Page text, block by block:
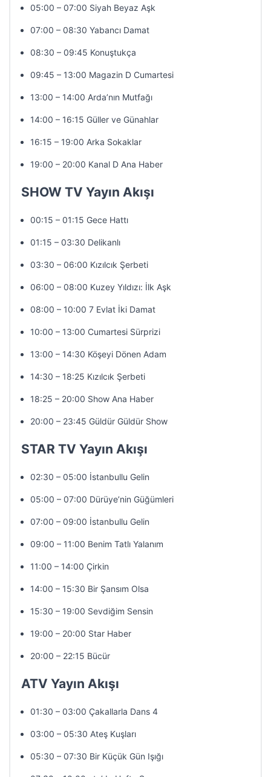
05:00 – 07:00 Siyah Beyaz Aşk
07:00 – 08:30 Yabancı Damat
08:30 – 09:45 Konuştukça
09:45 – 13:00 Magazin D Cumartesi
13:00 – 14:00 Arda’nın Mutfağı
14:00 – 16:15 Güller ve Günahlar
16:15 – 19:00 Arka Sokaklar
19:00 – 20:00 Kanal D Ana Haber
SHOW TV Yayın Akışı
00:15 – 01:15 Gece Hattı
01:15 – 03:30 Delikanlı
03:30 – 06:00 Kızılcık Şerbeti
06:00 – 08:00 Kuzey Yıldızı: İlk Aşk
08:00 – 10:00 7 Evlat İki Damat
10:00 – 13:00 Cumartesi Sürprizi
13:00 – 14:30 Köşeyi Dönen Adam
14:30 – 18:25 Kızılcık Şerbeti
18:25 – 20:00 Show Ana Haber
20:00 – 23:45 Güldür Güldür Show
STAR TV Yayın Akışı
02:30 – 05:00 İstanbullu Gelin
05:00 – 07:00 Dürüye’nin Güğümleri
07:00 – 09:00 İstanbullu Gelin
09:00 – 11:00 Benim Tatlı Yalanım
11:00 – 14:00 Çirkin
14:00 – 15:30 Bir Şansım Olsa
15:30 – 19:00 Sevdiğim Sensin
19:00 – 20:00 Star Haber
20:00 – 22:15 Bücür
ATV Yayın Akışı
01:30 – 03:00 Çakallarla Dans 4
03:00 – 05:30 Ateş Kuşları
05:30 – 07:30 Bir Küçük Gün Işığı